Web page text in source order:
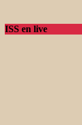
ISS en live